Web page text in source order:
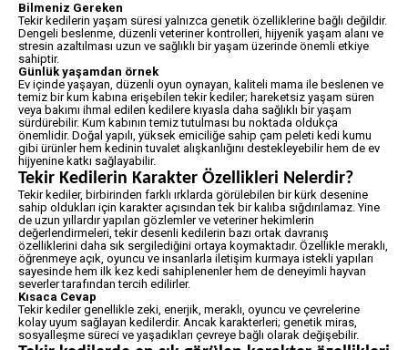
Bilmeniz Gereken
Tekir kedilerin yaşam süresi yalnızca genetik özelliklerine bağlı değildir.
Dengeli beslenme, düzenli veteriner kontrolleri, hijyenik yaşam alanı ve
stresin azaltılması uzun ve sağlıklı bir yaşam üzerinde önemli etkiye
sahiptir.
Günlük yaşamdan örnek
Ev içinde yaşayan, düzenli oyun oynayan, kaliteli mama ile beslenen ve
temiz bir kum kabına erişebilen tekir kediler; hareketsiz yaşam süren
veya bakımı ihmal edilen kedilere kıyasla daha sağlıklı bir yaşam
sürdürebilir. Kum kabının temiz tutulması bu noktada oldukça
önemlidir. Doğal yapılı, yüksek emiciliğe sahip çam peleti kedi kumu
gibi ürünler hem kedinin tuvalet alışkanlığını destekleyebilir hem de ev
hijyenine katkı sağlayabilir.
Tekir Kedilerin Karakter Özellikleri Nelerdir?
Tekir kediler, birbirinden farklı ırklarda görülebilen bir kürk desenine
sahip oldukları için karakter açısından tek bir kalıba sığdırılamaz. Yine
de uzun yıllardır yapılan gözlemler ve veteriner hekimlerin
değerlendirmeleri, tekir desenli kedilerin bazı ortak davranış
özelliklerini daha sık sergilediğini ortaya koymaktadır. Özellikle meraklı,
öğrenmeye açık, oyuncu ve insanlarla iletişim kurmaya istekli yapıları
sayesinde hem ilk kez kedi sahiplenenler hem de deneyimli hayvan
severler tarafından tercih edilirler.
Kısaca Cevap
Tekir kediler genellikle zeki, enerjik, meraklı, oyuncu ve çevrelerine
kolay uyum sağlayan kedilerdir. Ancak karakterleri; genetik miras,
sosyalleşme süreci ve yaşadıkları çevreye bağlı olarak değişebilir.